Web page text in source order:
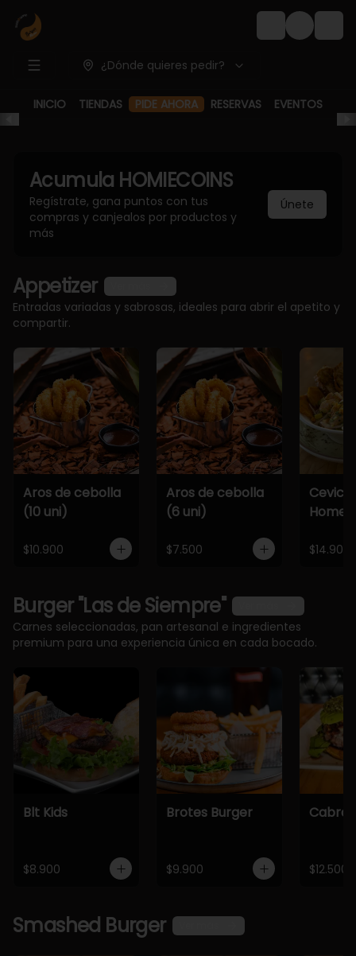
Login
¿Dónde quieres pedir?
INICIO TIENDAS PIDE AHORA RESERVAS EVENTOS
Acumula HOMIECOINS
Regístrate, gana puntos con tus
compras y canjealos por productos y
más
Únete
Appetizer
Entradas variadas y sabrosas, ideales para abrir el apetito y
compartir.
Aros de cebolla
(10 uni)
$10.900
Aros de cebolla
(6 uni)
$7.500
Home
$14.900
Burger "Las de Siempre"
Carnes seleccionadas, pan artesanal e ingredientes
premium para una experiencia única en cada bocado.
Blt Kids
$8.900
Brotes Burger
$9.900
Cabra
$12.500
Smashed Burger